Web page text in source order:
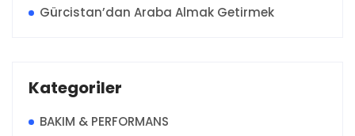
Gürcistan’dan Araba Almak Getirmek
Kategoriler
BAKIM & PERFORMANS